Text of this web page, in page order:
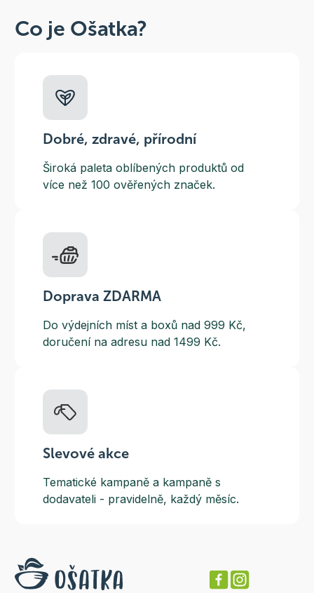
Co je Ošatka?
Dobré, zdravé, přírodní
Široká paleta oblíbených produktů od
více než 100 ověřených značek.
Doprava ZDARMA
Do výdejních míst a boxů nad 999 Kč,
doručení na adresu nad 1499 Kč.
Slevové akce
Tematické kampaně a kampaně s
dodavateli - pravidelně, každý měsíc.